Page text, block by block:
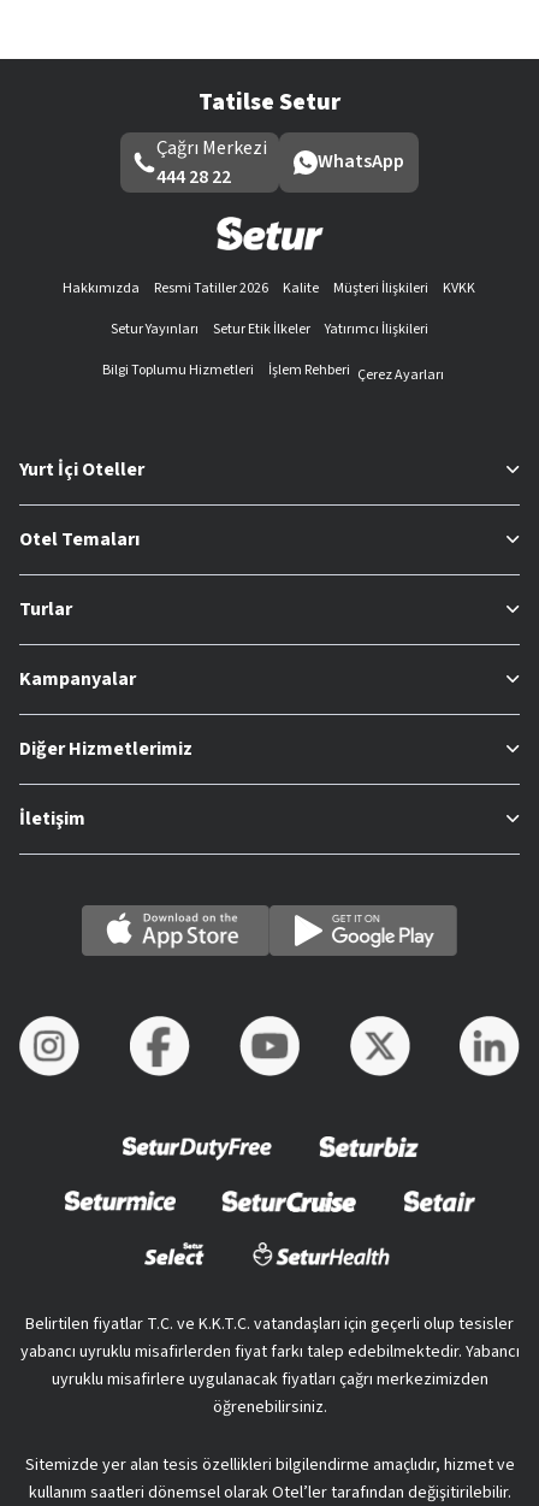
Tatilse Setur
Çağrı Merkezi
444 28 22
WhatsApp
Hakkımızda Resmi Tatiller 2026 Kalite Müşteri İlişkileri
KVKK
Setur Yayınları
Setur Etik İlkeler
Yatırımcı İlişkileri
Bilgi Toplumu Hizmetleri
İşlem Rehberi Çerez Ayarları
Yurt İçi Oteller
Otel Temaları
Turlar
Kampanyalar
Diğer Hizmetlerimiz
İletişim
Belirtilen fiyatlar T.C. ve K.K.T.C. vatandaşları için geçerli olup tesisler
yabancı uyruklu misafirlerden fiyat farkı talep edebilmektedir. Yabancı
uyruklu misafirlere uygulanacak fiyatları çağrı merkezimizden
öğrenebilirsiniz.
Sitemizde yer alan tesis özellikleri bilgilendirme amaçlıdır, hizmet ve
kullanım saatleri dönemsel olarak Otel’ler tarafından değişitirilebilir.